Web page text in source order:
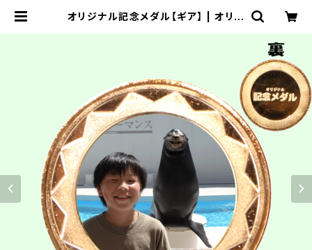
オリジナル記念メダル【ギア】 | オリジ